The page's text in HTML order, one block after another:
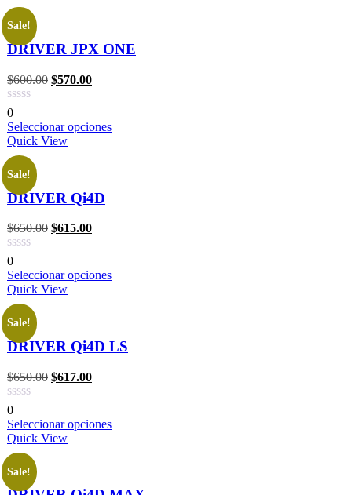
Sale!
DRIVER JPX ONE
$600.00 $570.00
0
Seleccionar opciones
Quick View
Sale!
DRIVER Qi4D
$650.00 $615.00
0
Seleccionar opciones
Quick View
Sale!
DRIVER Qi4D LS
$650.00 $617.00
0
Seleccionar opciones
Quick View
Sale!